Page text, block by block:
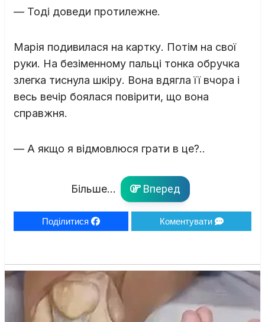
— Тоді доведи протилежне.
Марія подивилася на картку. Потім на свої
руки. На безіменному пальці тонка обручка
злегка тиснула шкіру. Вона вдягла її вчора і
весь вечір боялася повірити, що вона
справжня.
— А якщо я відмовлюся грати в це?..
Більше... Вперед
Поділитися Коментувати